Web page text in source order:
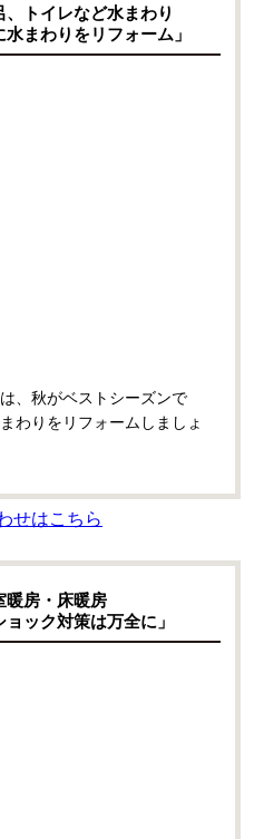
、トイレなど水まわり
水まわりをリフォーム」
、秋がベストシーズンで
わりをリフォームしましょ
暖房・床暖房
ョック対策は万全に」